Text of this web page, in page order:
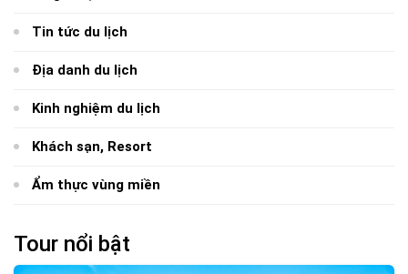
Tin tức du lịch
Địa danh du lịch
Kinh nghiệm du lịch
Khách sạn, Resort
Ẩm thực vùng miền
Tour nổi bật